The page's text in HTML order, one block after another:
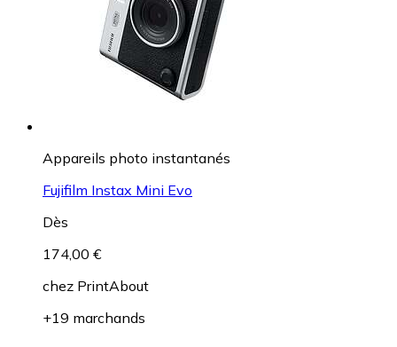
Appareils photo instantanés
Fujifilm Instax Mini Evo
Dès
174,00 €
chez PrintAbout
+19 marchands